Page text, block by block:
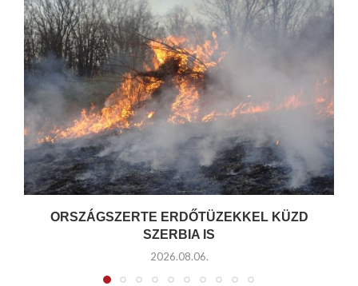
ORSZÁGSZERTE ERDŐTÜZEKKEL KÜZD
SZERBIA IS
2026.08.06.